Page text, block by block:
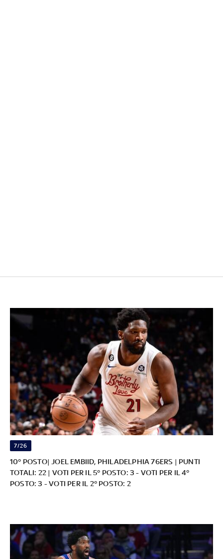
7/26
10° POSTO| JOEL EMBIID, PHILADELPHIA 76ERS | PUNTI
TOTALI: 22 | VOTI PER IL 5° POSTO: 3 - VOTI PER IL 4°
POSTO: 3 - VOTI PER IL 2° POSTO: 2